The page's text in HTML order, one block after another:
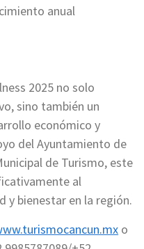
anual
2025 no solo
sino también un
económico y
del Ayuntamiento de
de Turismo, este
al
y bienestar en la región.
o